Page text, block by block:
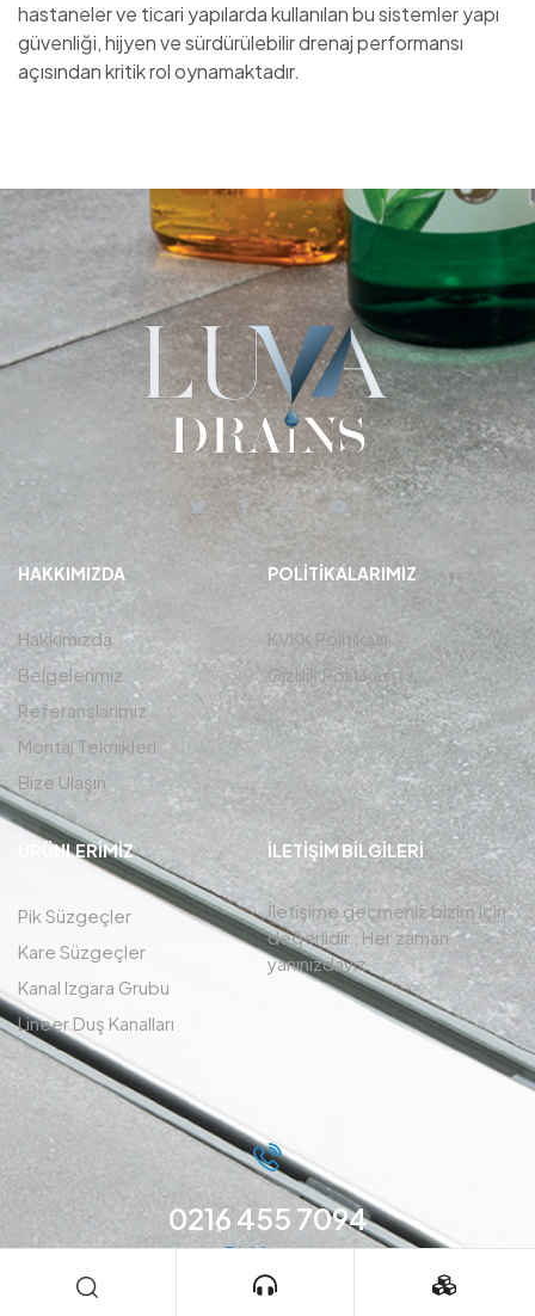
hastaneler ve ticari yapılarda kullanılan bu sistemler yapı
güvenliği, hijyen ve sürdürülebilir drenaj performansı
açısından kritik rol oynamaktadır.
HAKKIMIZDA
Hakkımızda
Belgelerimiz
Referanslarımız
Montaj Teknikleri
Bize Ulaşın
POLITIKALARIMIZ
KVKK Politikası
Gizlilik Politikası
ÜRÜNLERIMIZ
Pik Süzgeçler
Kare Süzgeçler
Kanal Izgara Grubu
Lineer Duş Kanalları
İLETIŞIM BİLGİLERİ
İletişime geçmeniz bizim için
değerlidir , Her zaman
yanınızdayız.
0216 455 7094
Bizi Arayın